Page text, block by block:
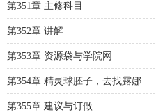
第351章 主修科目
第352章 讲解
第353章 资源袋与学院网
第354章 精灵球胚子，去找露娜
第355章 建议与订做